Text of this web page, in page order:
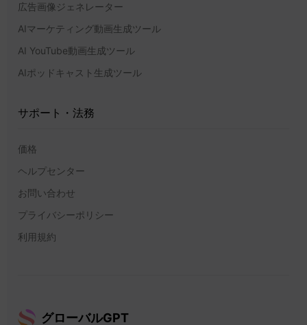
広告画像ジェネレーター
AIマーケティング動画生成ツール
AI YouTube動画生成ツール
AIポッドキャスト生成ツール
サポート・法務
価格
ヘルプセンター
お問い合わせ
プライバシーポリシー
利用規約
グローバルGPT